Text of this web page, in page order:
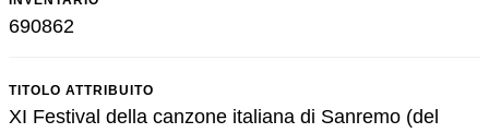
690862
TITOLO ATTRIBUITO
XI Festival della canzone italiana di Sanremo (del